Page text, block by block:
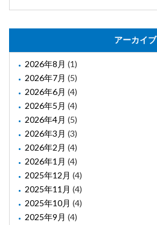
アーカイブ
2026年8月 (1)
2026年7月 (5)
2026年6月 (4)
2026年5月 (4)
2026年4月 (5)
2026年3月 (3)
2026年2月 (4)
2026年1月 (4)
2025年12月 (4)
2025年11月 (4)
2025年10月 (4)
2025年9月 (4)